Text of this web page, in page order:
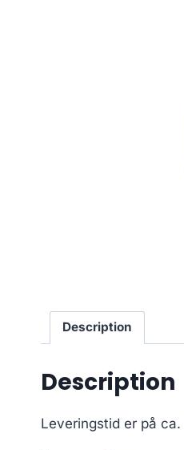
Description
Description
Leveringstid er på ca.